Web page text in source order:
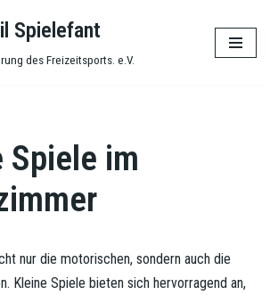
Spielefant
des Freizeitsports. e.V.
Spiele im
nur die motorischen, sondern auch die
Kleine Spiele bieten sich hervorragend an,